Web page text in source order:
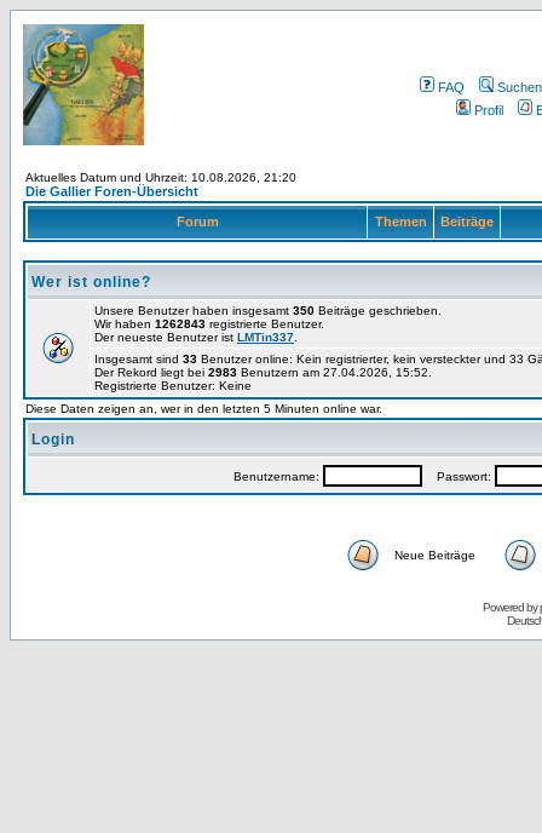
FAQ
Suchen
Profil
Aktuelles Datum und Uhrzeit: 10.08.2026, 21:20
Die Gallier Foren-Übersicht
Forum Themen Beiträge
Wer ist online?
Unsere Benutzer haben insgesamt 350 Beiträge geschrieben.
Wir haben 1262843 registrierte Benutzer.
Der neueste Benutzer ist LMTin337
Insgesamt sind 33 Benutzer online: Kein registrierter, kein versteckter und 33
Der Rekord liegt bei 2983 Benutzern am 27.04.2026, 15:52.
Registrierte Benutzer: Keine
Diese Daten zeigen an, wer in den letzten 5 Minuten online war.
Login
Benutzername: Passwort:
Neue Beiträge
Powered by